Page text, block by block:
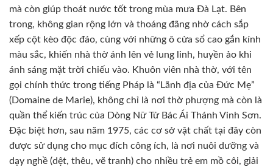
mà còn giúp thoát nước tốt trong mùa mưa Đà Lạt. Bên
trong, không gian rộng lớn và thoáng đãng nhờ cách sắp
xếp cột kèo độc đáo, cùng với những ô cửa sổ cao gắn kính
màu sắc, khiến nhà thờ ánh lên vẻ lung linh, huyền ảo khi
ánh sáng mặt trời chiếu vào. Khuôn viên nhà thờ, với tên
gọi chính thức trong tiếng Pháp là “Lãnh địa của Đức Mẹ”
(Domaine de Marie), không chỉ là nơi thờ phượng mà còn là
quần thể kiến trúc của Dòng Nữ Tử Bác Ái Thánh Vinh Sơn.
Đặc biệt hơn, sau năm 1975, các cơ sở vật chất tại đây còn
được sử dụng cho mục đích công ích, là nơi nuôi dưỡng và
dạy nghề (dệt, thêu, vẽ tranh) cho nhiều trẻ em mồ côi, giải